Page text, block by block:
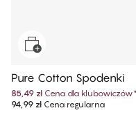
Pure Cotton Spodenki
85,49 zł Cena dla klubowiczów
94,99 złCena regularna